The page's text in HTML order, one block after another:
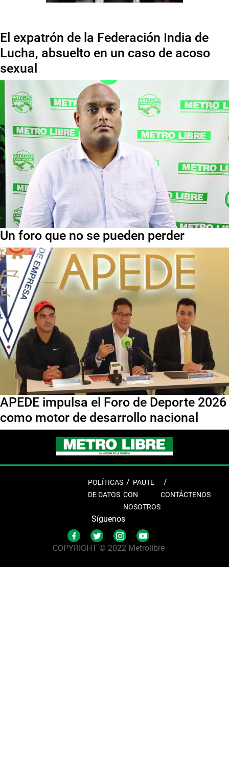
El expatrón de la Federación India de
Lucha, absuelto en un caso de acoso
sexual
Un foro que no se pueden perder
APEDE impulsa el Foro de Deporte 2026
como motor de desarrollo nacional
POLÍTICAS
DE DATOS
PAUTE
CON
NOSOTROS
CONTÁCTENOS
Síguenos
COPYRIGHT © 2022 Metrolibre